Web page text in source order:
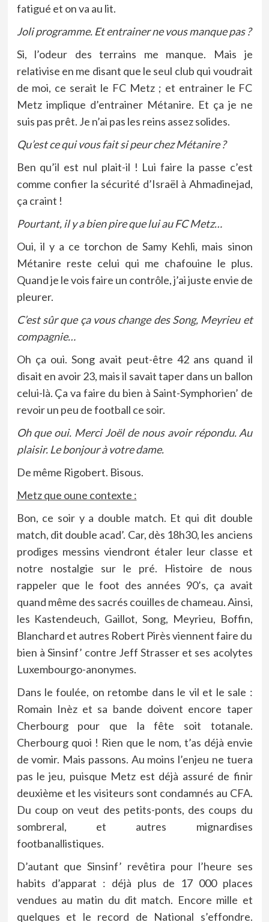
fatigué et on va au lit.
Joli programme. Et entrainer ne vous manque pas ?
Si, l’odeur des terrains me manque. Mais je
relativise en me disant que le seul club qui voudrait
de moi, ce serait le FC Metz ; et entrainer le FC
Metz implique d’entrainer Métanire. Et ça je ne
suis pas prêt. Je n’ai pas les reins assez solides.
Qu’est ce qui vous fait si peur chez Métanire ?
Ben qu’il est nul plait-il ! Lui faire la passe c’est
comme confier la sécurité d’Israël à Ahmadinejad,
ça craint !
Pourtant, il y a bien pire que lui au FC Metz…
Oui, il y a ce torchon de Samy Kehli, mais sinon
Métanire reste celui qui me chafouine le plus.
Quand je le vois faire un contrôle, j’ai juste envie de
pleurer.
C’est sûr que ça vous change des Song, Meyrieu et
compagnie…
Oh ça oui. Song avait peut-être 42 ans quand il
disait en avoir 23, mais il savait taper dans un ballon
celui-là. Ça va faire du bien à Saint-Symphorien’ de
revoir un peu de football ce soir.
Oh que oui. Merci Joël de nous avoir répondu. Au
plaisir. Le bonjour à votre dame.
De même Rigobert. Bisous.
Metz que oune contexte :
Bon, ce soir y a double match. Et qui dit double
match, dit double acad’. Car, dès 18h30, les anciens
prodiges messins viendront étaler leur classe et
notre nostalgie sur le pré. Histoire de nous
rappeler que le foot des années 90’s, ça avait
quand même des sacrés couilles de chameau. Ainsi,
les Kastendeuch, Gaillot, Song, Meyrieu, Boffin,
Blanchard et autres Robert Pirès viennent faire du
bien à Sinsinf’ contre Jeff Strasser et ses acolytes
Luxembourgo-anonymes.
Dans le foulée, on retombe dans le vil et le sale :
Romain Inèz et sa bande doivent encore taper
Cherbourg pour que la fête soit totanale.
Cherbourg quoi ! Rien que le nom, t’as déjà envie
de vomir. Mais passons. Au moins l’enjeu ne tuera
pas le jeu, puisque Metz est déjà assuré de finir
deuxième et les visiteurs sont condamnés au CFA.
Du coup on veut des petits-ponts, des coups du
sombreral, et autres mignardises
footbanallistiques.
D’autant que Sinsinf’ revêtira pour l’heure ses
habits d’apparat : déjà plus de 17 000 places
vendues au matin du dit match. Encore mille et
quelques et le record de National s’effondre.